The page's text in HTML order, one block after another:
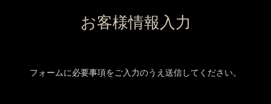
お客様情報入力
フォームに必要事項をご入力のうえ送信してください。